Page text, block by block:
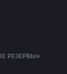
РЕЗЕРВЫ»